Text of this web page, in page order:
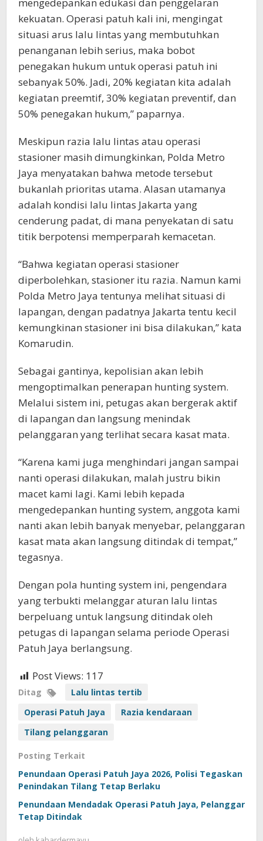
kekuatan. Operasi patuh kali ini, mengingat
situasi arus lalu lintas yang membutuhkan
penanganan lebih serius, maka bobot
penegakan hukum untuk operasi patuh ini
sebanyak 50%. Jadi, 20% kegiatan kita adalah
kegiatan preemtif, 30% kegiatan preventif, dan
50% penegakan hukum,” paparnya.
Meskipun razia lalu lintas atau operasi
stasioner masih dimungkinkan, Polda Metro
Jaya menyatakan bahwa metode tersebut
bukanlah prioritas utama. Alasan utamanya
adalah kondisi lalu lintas Jakarta yang
cenderung padat, di mana penyekatan di satu
titik berpotensi memperparah kemacetan.
“Bahwa kegiatan operasi stasioner
diperbolehkan, stasioner itu razia. Namun kami
Polda Metro Jaya tentunya melihat situasi di
lapangan, dengan padatnya Jakarta tentu kecil
kemungkinan stasioner ini bisa dilakukan,” kata
Komarudin.
Sebagai gantinya, kepolisian akan lebih
mengoptimalkan penerapan hunting system.
Melalui sistem ini, petugas akan bergerak aktif
di lapangan dan langsung menindak
pelanggaran yang terlihat secara kasat mata.
“Karena kami juga menghindari jangan sampai
nanti operasi dilakukan, malah justru bikin
macet kami lagi. Kami lebih kepada
mengedepankan hunting system, anggota kami
nanti akan lebih banyak menyebar, pelanggaran
kasat mata akan langsung ditindak di tempat,”
tegasnya.
Dengan pola hunting system ini, pengendara
yang terbukti melanggar aturan lalu lintas
berpeluang untuk langsung ditindak oleh
petugas di lapangan selama periode Operasi
Patuh Jaya berlangsung.
Post Views: 117
Ditag
Lalu lintas tertib
Operasi Patuh Jaya
Razia kendaraan
Tilang pelanggaran
Posting Terkait
Penundaan Operasi Patuh Jaya 2026, Polisi Tegaskan
Penindakan Tilang Tetap Berlaku
Penundaan Mendadak Operasi Patuh Jaya, Pelanggar
Tetap Ditindak